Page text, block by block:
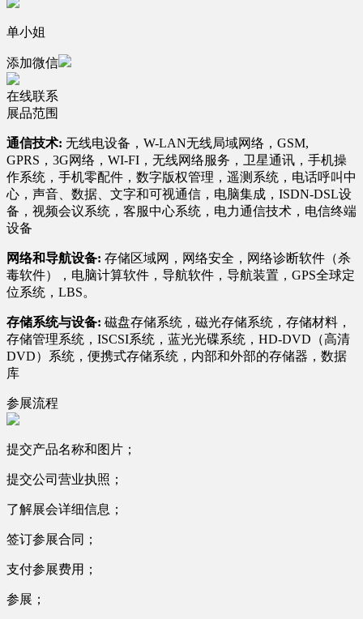
单小姐
添加微信
在线联系
展品范围
通信技术: 无线电设备，W-LAN无线局域网络，GSM,
GPRS，3G网络，WI-FI，无线网络服务，卫星通讯，手机操
作系统，手机零配件，数字版权管理，遥测系统，电话呼叫中
心，声音、数据、文字和可视通信，电脑集成，ISDN-DSL设
备，视频会议系统，客服中心系统，电力通信技术，电信终端
设备
网络和导航设备: 存储区域网，网络安全，网络诊断软件（杀
毒软件），电脑计算软件，导航软件，导航装置，GPS全球定
位系统，LBS。
存储系统与设备: 磁盘存储系统，磁光存储系统，存储材料，
存储管理系统，ISCSI系统，蓝光光碟系统，HD-DVD（高清
DVD）系统，便携式存储系统，内部和外部的存储器，数据
库
参展流程
提交产品名称和图片；
提交公司营业执照；
了解展会详细信息；
签订参展合同；
支付参展费用；
参展；